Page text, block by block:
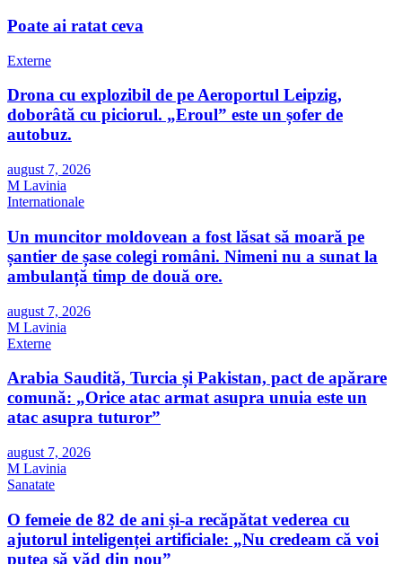
Poate ai ratat ceva
Externe
Drona cu explozibil de pe Aeroportul Leipzig,
doborâtă cu piciorul. „Eroul” este un șofer de
autobuz.
august 7, 2026
M Lavinia
Internationale
Un muncitor moldovean a fost lăsat să moară pe
șantier de șase colegi români. Nimeni nu a sunat la
ambulanță timp de două ore.
august 7, 2026
M Lavinia
Externe
Arabia Saudită, Turcia și Pakistan, pact de apărare
comună: „Orice atac armat asupra unuia este un
atac asupra tuturor”
august 7, 2026
M Lavinia
Sanatate
O femeie de 82 de ani și-a recăpătat vederea cu
ajutorul inteligenței artificiale: „Nu credeam că voi
putea să văd din nou”